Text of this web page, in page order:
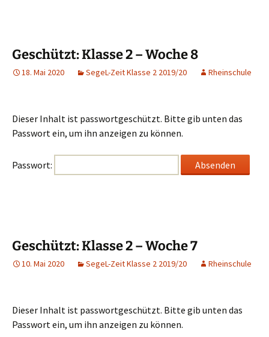
Geschützt: Klasse 2 – Woche 8
18. Mai 2020 SegeL-Zeit Klasse 2 2019/20 Rheinschule
Dieser Inhalt ist passwortgeschützt. Bitte gib unten das
Passwort ein, um ihn anzeigen zu können.
Passwort:
Geschützt: Klasse 2 – Woche 7
10. Mai 2020 SegeL-Zeit Klasse 2 2019/20 Rheinschule
Dieser Inhalt ist passwortgeschützt. Bitte gib unten das
Passwort ein, um ihn anzeigen zu können.